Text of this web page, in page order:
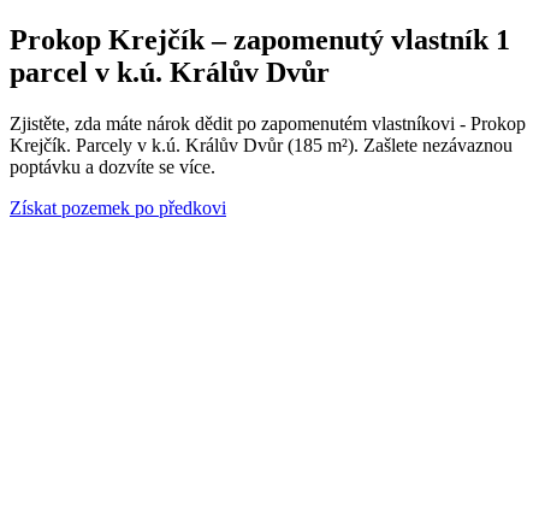
Prokop Krejčík – zapomenutý vlastník 1
parcel v k.ú. Králův Dvůr
Zjistěte, zda máte nárok dědit po zapomenutém vlastníkovi - Prokop
Krejčík. Parcely v k.ú. Králův Dvůr (185 m²). Zašlete nezávaznou
poptávku a dozvíte se více.
Získat pozemek po předkovi